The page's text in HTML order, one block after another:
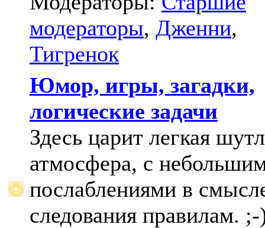
модераторы, Дженни,
Тигренок
Юмор, игры, загадки,
логические задачи
Здесь царит легкая
атмосфера, с
послаблениями в
следования правилам.